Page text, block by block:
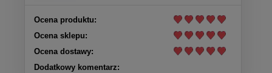
Ocena produktu:
Ocena sklepu:
Ocena dostawy:
Dodatkowy komentarz: